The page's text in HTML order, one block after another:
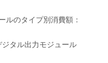
ルのタイプ別消費額：
タル出力モジュール